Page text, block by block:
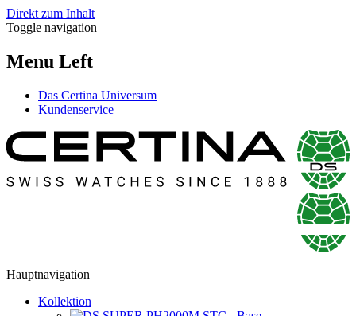
Direkt zum Inhalt
Toggle navigation
Menu Left
Das Certina Universum
Kundenservice
Hauptnavigation
Kollektion